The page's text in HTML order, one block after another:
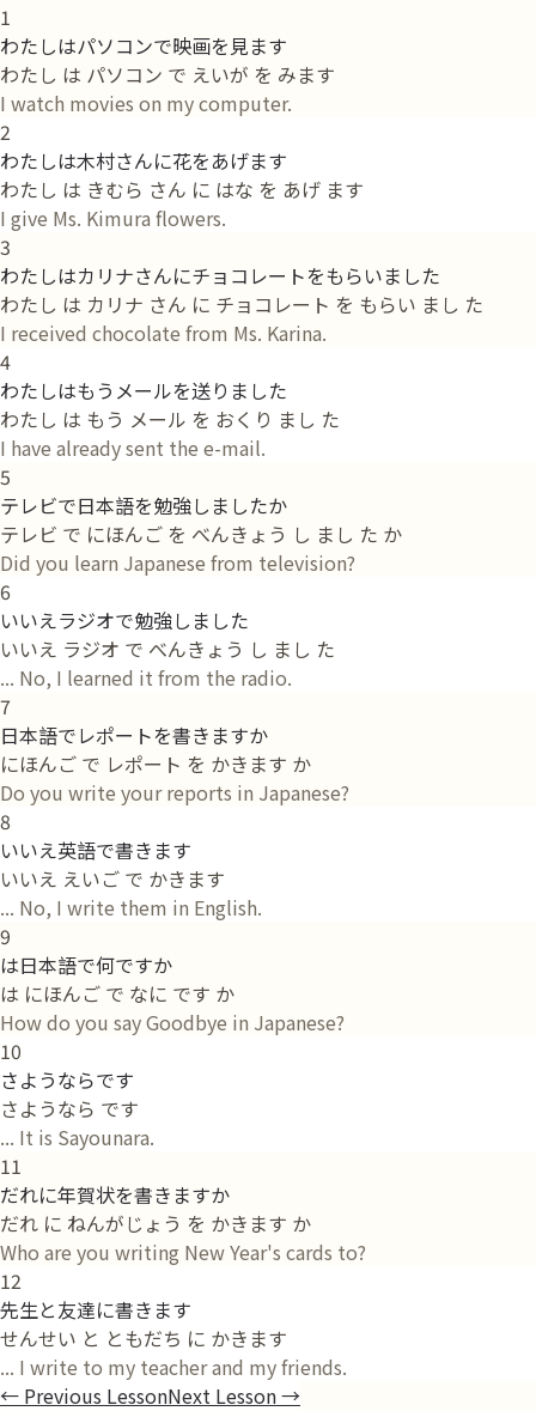
1
わたしはパソコンで映画を見ます
わたし は パソコン で えいが を みます
I watch movies on my computer.
2
わたしは木村さんに花をあげます
わたし は きむら さん に はな を あげ ます
I give Ms. Kimura flowers.
3
わたしはカリナさんにチョコレートをもらいました
わたし は カリナ さん に チョコレート を もらい まし た
I received chocolate from Ms. Karina.
4
わたしはもうメールを送りました
わたし は もう メール を おくり まし た
I have already sent the e-mail.
5
テレビで日本語を勉強しましたか
テレビ で にほんご を べんきょう し まし た か
Did you learn Japanese from television?
6
いいえラジオで勉強しました
いいえ ラジオ で べんきょう し まし た
... No, I learned it from the radio.
7
日本語でレポートを書きますか
にほんご で レポート を かきます か
Do you write your reports in Japanese?
8
いいえ英語で書きます
いいえ えいご で かきます
... No, I write them in English.
9
は日本語で何ですか
は にほんご で なに です か
How do you say Goodbye in Japanese?
10
さようならです
さようなら です
... It is Sayounara.
11
だれに年賀状を書きますか
だれ に ねんがじょう を かきます か
Who are you writing New Year's cards to?
12
先生と友達に書きます
せんせい と ともだち に かきます
... I write to my teacher and my friends.
← Previous LessonNext Lesson→